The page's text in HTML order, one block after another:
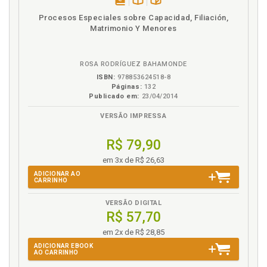
política e cultura, p. 205
Eigengesetzlichkeit. Legalidade própria
(eigengesetzlichkeit) do direito e sociedade
Emergência da sociedade reticular, p. 250
Epistemologia kantiana e o conceito de
representação, p. 54
Epistemologia. Questões epistemológicas
fundamentais, p. 53
Estado contemporâneo. Transformações, p. 243
Estado liberal ao Estado de bem-estar social, p. 245
Estado. Direito e Estado, p. 129
disponível
em
Disponível
na
páginas
Procesos Especiales sobre Capacidad, Filiación,
Matrimonio Y Menores
ROSA RODRÍGUEZ BAHAMONDE
ISBN: 978853624518-8
Páginas: 132
Publicado em: 23/04/2014
VERSÃO IMPRESSA
R$ 79,90
em 3x de R$ 26,63
ADICIONAR AO
CARRINHO
VERSÃO DIGITAL
R$ 57,70
em 2x de R$ 28,85
ADICIONAR EBOOK
AO CARRINHO